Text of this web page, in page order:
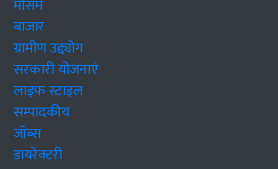
मौसम
बाजार
ग्रामीण उद्द्योग
सरकारी योजनाएं
लाइफ स्टाइल
सम्पादकीय
जॉब्स
डायरेक्टरी